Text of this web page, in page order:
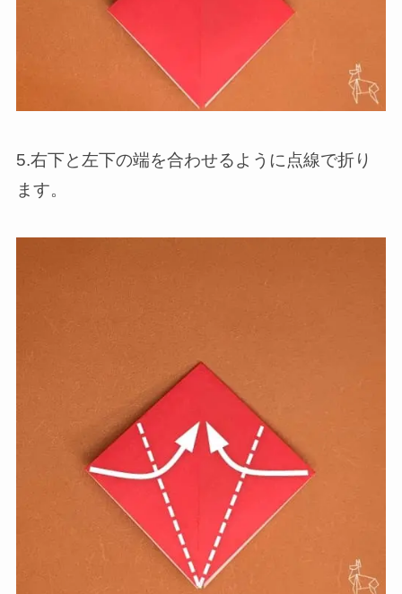
5.右下と左下の端を合わせるように点線で折り
ます。